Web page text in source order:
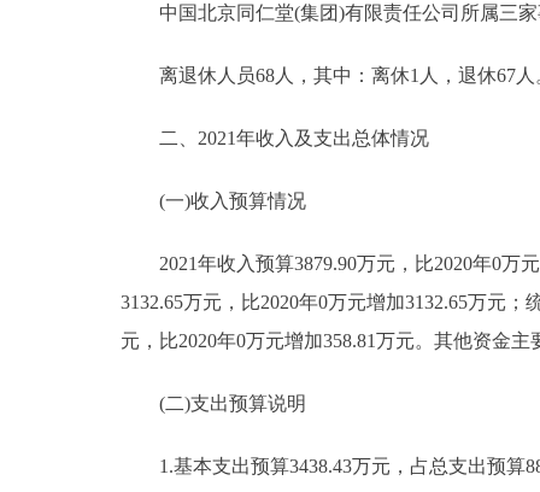
中国北京同仁堂(集团)有限责任公司所属三家
离退休人员68人，其中：离休1人，退休67人
二、2021年收入及支出总体情况
(一)收入预算情况
2021年收入预算3879.90万元，比2020年0万
3132.65万元，比2020年0万元增加3132.65万元
元，比2020年0万元增加358.81万元。其他资金
(二)支出预算说明
1.基本支出预算3438.43万元，占总支出预算